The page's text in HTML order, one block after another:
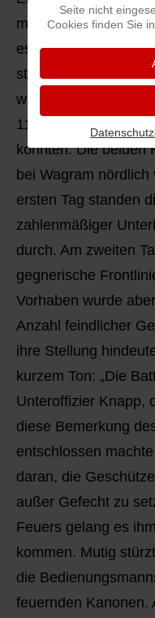
mußte. Nach einem
es erneut zur
standen 160000
während die
110000 Mann und
konnten. Die beiden
bei Wagram
ersten Tag standen
zahlenmäßiger
durch. Am zweiten
gegnerische
Vorhaben wurde
Anzahl feindlicher
ihre Stellung
kurzem Ton: „Die
Unteroffizier Knapp,
diese Bemerkung
entschlossen
daran, die
außer Gefecht zu
Feuers gelang es
kommen. Mutig
die
feuernden Kanonen.
Seite nicht
Cookies finden Sie